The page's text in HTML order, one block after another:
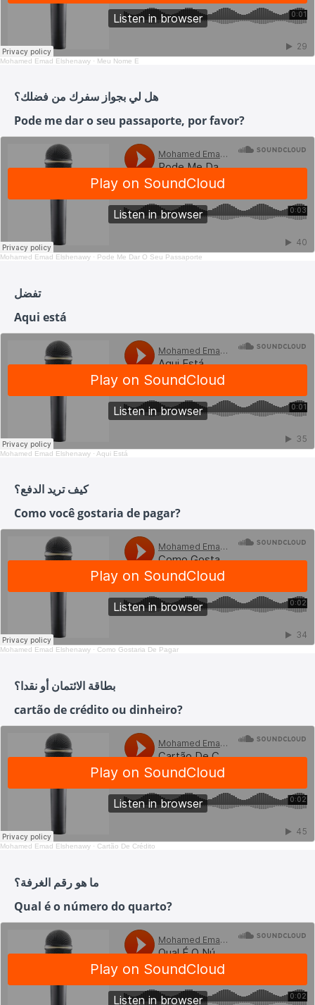
Mohamed Emad Elshenawy · Meu Nome É
هل لي بجواز سفرك من فضلك؟
Pode me dar o seu passaporte, por favor?
Mohamed Emad Elshenawy · Pode Me Dar O Seu Passaporte
تفضل
Aqui está
Mohamed Emad Elshenawy · Aqui Está
كيف تريد الدفع؟
Como você gostaria de pagar?
Mohamed Emad Elshenawy · Como Gostaria De Pagar
بطاقة الائتمان أو نقدا؟
cartão de crédito ou dinheiro?
Mohamed Emad Elshenawy · Cartão De Crédito
ما هو رقم الغرفة؟
Qual é o número do quarto?